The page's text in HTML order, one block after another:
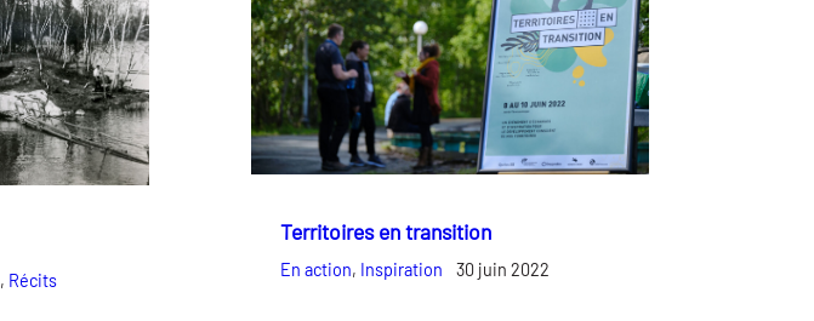
, Récits
Territoires en transition
En action, Inspiration 30 juin 2022